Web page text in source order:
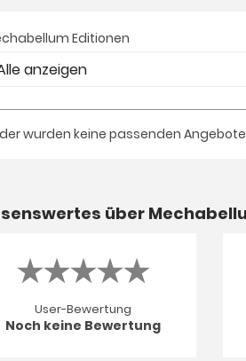
Editionen
wurden keine passenden
über
User-Bewertung
Noch keine Bewertung